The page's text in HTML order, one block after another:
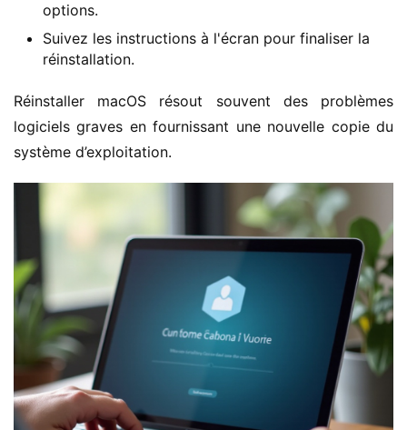
options.
Suivez les instructions à l'écran pour finaliser la
réinstallation.
Réinstaller macOS résout souvent des problèmes
logiciels graves en fournissant une nouvelle copie du
système d’exploitation.